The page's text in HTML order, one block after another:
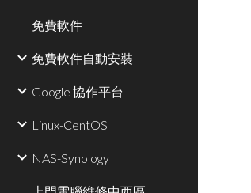
免費軟件
免費軟件自動安裝
Google 協作平台
Linux-CentOS
NAS-Synology